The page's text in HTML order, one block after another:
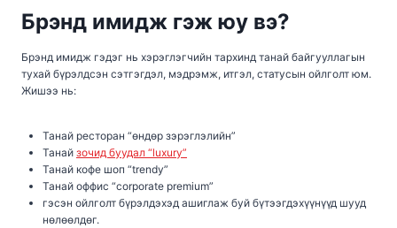
Брэнд имидж гэж юу вэ?
Брэнд имидж гэдэг нь хэрэглэгчийн тархинд танай байгууллагын
тухай бүрэлдсэн сэтгэгдэл, мэдрэмж, итгэл, статусын ойлголт юм.
Жишээ нь:
Танай ресторан “өндөр зэрэглэлийн”
Танай зочид буудал “luxury”
Танай кофе шоп “trendy”
Танай оффис “corporate premium”
гэсэн ойлголт бүрэлдэхэд ашиглаж буй бүтээгдэхүүнүүд шууд
нөлөөлдөг.